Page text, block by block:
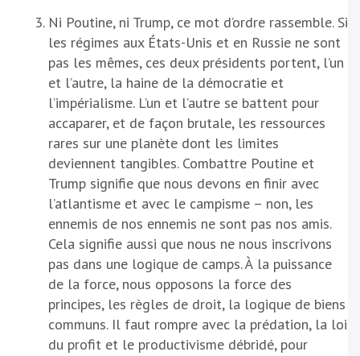
Ni Poutine, ni Trump, ce mot d’ordre rassemble. Si
les régimes aux États-Unis et en Russie ne sont
pas les mêmes, ces deux présidents portent, l’un
et l’autre, la haine de la démocratie et
l’impérialisme. L’un et l’autre se battent pour
accaparer, et de façon brutale, les ressources
rares sur une planète dont les limites
deviennent tangibles. Combattre Poutine et
Trump signifie que nous devons en finir avec
l’atlantisme et avec le campisme – non, les
ennemis de nos ennemis ne sont pas nos amis.
Cela signifie aussi que nous ne nous inscrivons
pas dans une logique de camps. À la puissance
de la force, nous opposons la force des
principes, les règles de droit, la logique de biens
communs. Il faut rompre avec la prédation, la loi
du profit et le productivisme débridé, pour